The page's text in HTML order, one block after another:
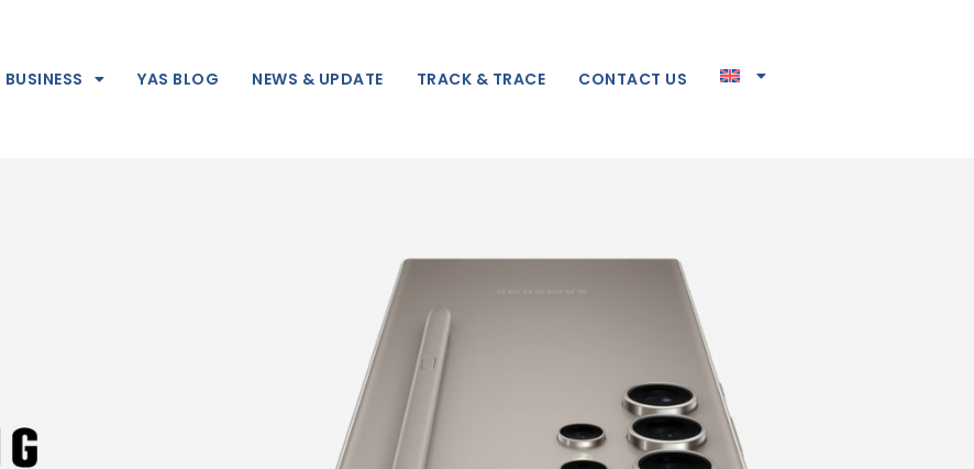
BUSINESS YAS BLOG NEWS & UPDATE TRACK & TRACE CONTACT US